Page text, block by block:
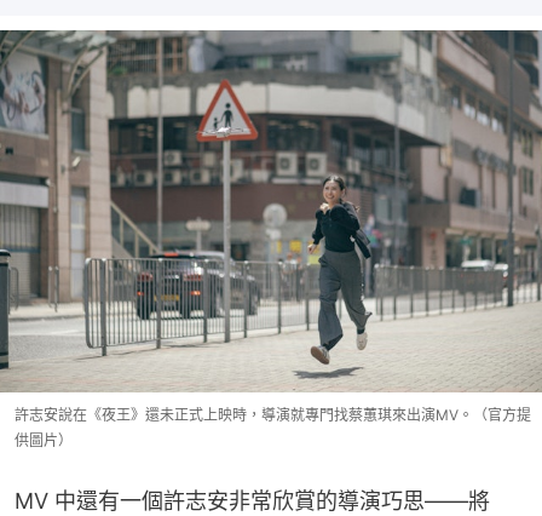
許志安說在《夜王》還未正式上映時，導演就專門找蔡蕙琪來出演MV。（官方提
供圖片）
MV 中還有一個許志安非常欣賞的導演巧思——將